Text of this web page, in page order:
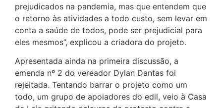
prejudicados na pandemia, mas que entendem que
o retorno às atividades a todo custo, sem levar em
conta a saúde de todos, pode ser prejudicial para
eles mesmos”, explicou a criadora do projeto.
Apresentada ainda na primeira discussão, a
emenda nº 2 do vereador Dylan Dantas foi
rejeitada. Tentando barrar o projeto como um
todo, um grupo de apoiadores do edil, veio à Casa